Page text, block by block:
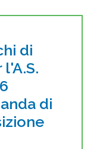
di
di